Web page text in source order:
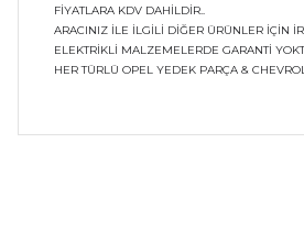
FİYATLARA KDV DAHİLDİR..
ARACINIZ İLE İLGİLİ DİĞER ÜRÜNLER İÇİN
ELEKTRİKLİ MALZEMELERDE GARANTİ
HER TÜRLÜ OPEL YEDEK PARÇA &